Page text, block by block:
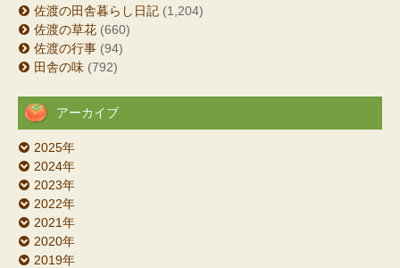
佐渡の田舎暮らし日記 (1,204)
佐渡の草花 (660)
佐渡の行事 (94)
田舎の味 (792)
アーカイブ
2025年
2024年
2023年
2022年
2021年
2020年
2019年